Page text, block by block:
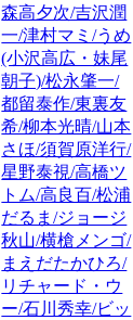
森高夕次/吉沢潤
一/津村マミ/うめ
(小沢高広・妹尾
朝子)/松永肇一/
都留泰作/東裏友
希/柳本光晴/山本
さほ/須賀原洋行/
星野泰視/高橋ツ
トム/高良百/松浦
だるま/ジョージ
秋山/横槍メンゴ/
まえだたかひろ/
リチャード・ウ
ー/石川秀幸/ビッ